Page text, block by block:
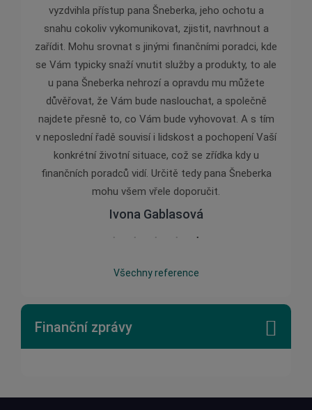
vyzdvihla přístup pana Šneberka, jeho ochotu a
snahu cokoliv vykomunikovat, zjistit, navrhnout a
zařídit. Mohu srovnat s jinými finančními poradci, kde
se Vám typicky snaží vnutit služby a produkty, to ale
u pana Šneberka nehrozí a opravdu mu můžete
důvěřovat, že Vám bude naslouchat, a společně
najdete přesně to, co Vám bude vyhovovat. A s tím
v neposlední řadě souvisí i lidskost a pochopení Vaší
konkrétní životní situace, což se zřídka kdy u
finančních poradců vidí. Určitě tedy pana Šneberka
mohu všem vřele doporučit.
Ivona Gablasová
Všechny reference
Finanční zprávy